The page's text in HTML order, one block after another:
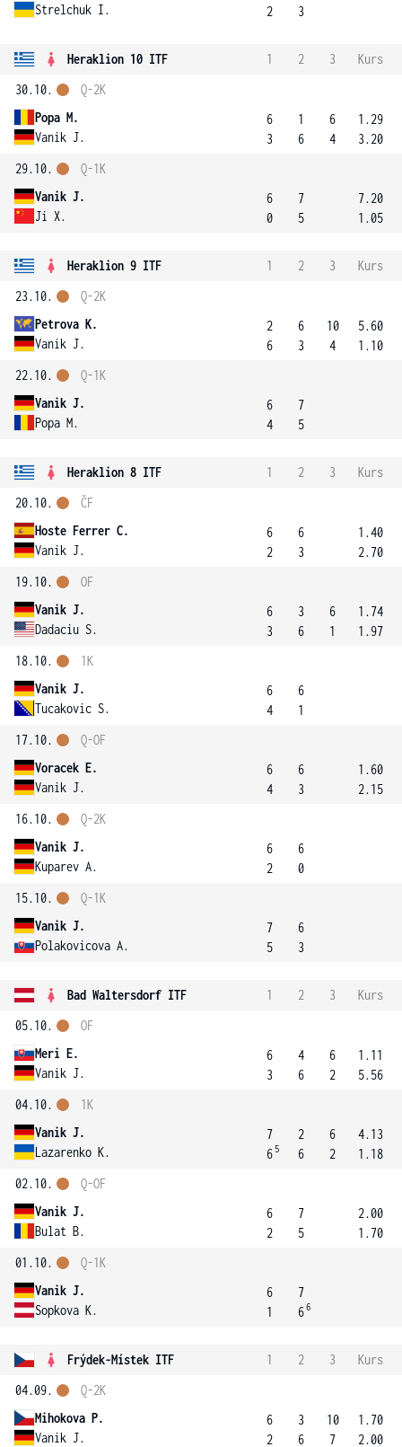
Strelchuk I.
2
3
Heraklion 10 ITF 1 2 3
Kurs
30.10.
Popa M.
Vanik J.
Q-2K
6
3
1
6
6
4
1.29
3.20
29.10.
Vanik J.
Ji X.
Q-1K
6
0
7
5
7.20
1.05
Heraklion 9 ITF 1 2 3
Kurs
23.10.
Petrova K.
Vanik J.
Q-2K
2
6
6
3
10
4
5.60
1.10
22.10.
Vanik J.
Popa M.
Q-1K
6
4
7
5
Heraklion 8 ITF 1 2 3
Kurs
20.10.
Hoste Ferrer C.
Vanik J.
ČF
6
2
6
3
1.40
2.70
19.10.
Vanik J.
Dadaciu S.
OF
6
3
3
6
6
1
1.74
1.97
18.10.
Vanik J.
Tucakovic S.
1K
6
4
6
1
17.10.
Voracek E.
Vanik J.
Q-OF
6
4
6
3
1.60
2.15
16.10.
Vanik J.
Kuparev A.
Q-2K
6
2
6
0
15.10.
Vanik J.
Polakovicova A.
Q-1K
7
5
6
3
Bad Waltersdorf ITF 1 2 3
Kurs
05.10.
Meri E.
Vanik J.
OF
6
3
4
6
6
2
1.11
5.56
04.10.
Vanik J.
Lazarenko K.
1K
7
6 5
2
6
6
2
4.13
1.18
02.10.
Vanik J.
Bulat B.
Q-OF
6
2
7
5
2.00
1.70
01.10.
Vanik J.
Sopkova K.
Q-1K
6
1
7
66
Frýdek-Místek ITF 1 2 3
Kurs
04.09.
Mihokova P.
Vanik J.
Q-2K
6
2
3
6
10
7
1.70
2.00